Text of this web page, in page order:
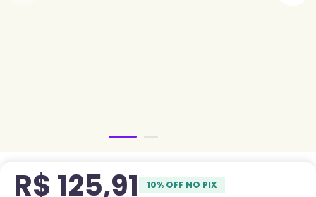
R$ 125,91 10% OFF NO PIX